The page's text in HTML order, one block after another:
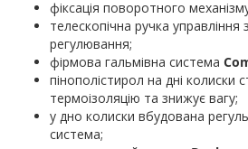
фіксація поворотного
телескопічна ручка
регулювання;
фірмова гальмівна система
пінополістирол на дні колиски
термоізоляцію та знижує вагу;
у дно колиски вбудована
система;